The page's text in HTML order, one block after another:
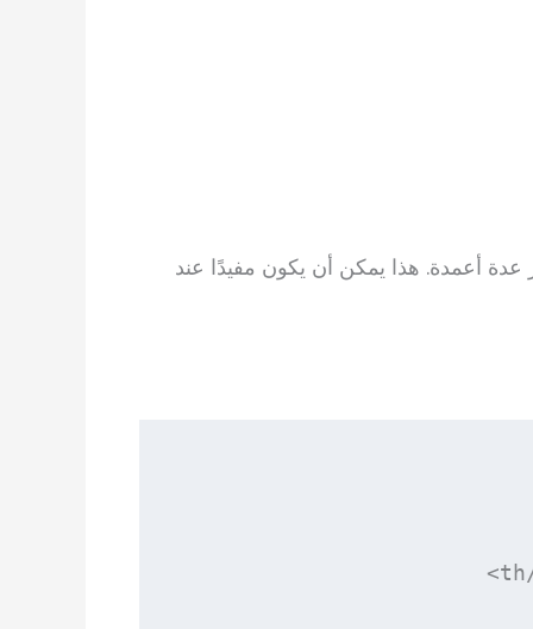
أعمدة. هذا يمكن أن يكون مفيدًا عند
    <th colspan="2">معلومات إضافية</th>